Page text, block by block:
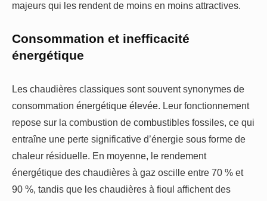
majeurs qui les rendent de moins en moins attractives.
Consommation et inefficacité
énergétique
Les chaudières classiques sont souvent synonymes de
consommation énergétique élevée. Leur fonctionnement
repose sur la combustion de combustibles fossiles, ce qui
entraîne une perte significative d’énergie sous forme de
chaleur résiduelle. En moyenne, le rendement
énergétique des chaudières à gaz oscille entre 70 % et
90 %, tandis que les chaudières à fioul affichent des